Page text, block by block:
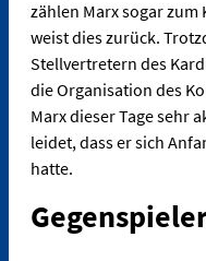
zählen Marx sogar zum
weist dies zurück.
Stellvertretern des
die Organisation des
Marx dieser Tage sehr
leidet, dass er sich
hatte.